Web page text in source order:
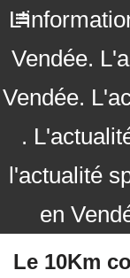
Vendée.
Vendée.
.
l'actualité
en
Le 10Km